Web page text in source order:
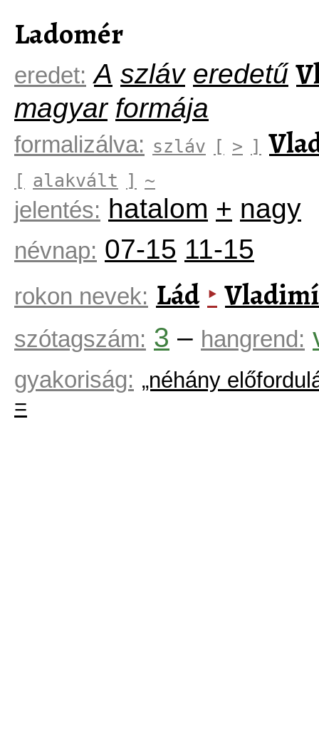
Ladomér
eredet: A szláv eredetű
magyar formája
formalizálva: szláv [ > ]
[ alakvált ] ~
jelentés: hatalom + nagy
névnap: 07-15 11-15
rokon nevek: Lád ‣
szótagszám: 3 – hangrend:
gyakoriság: „néhány
=